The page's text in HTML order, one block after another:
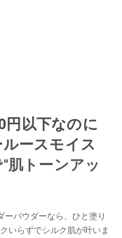
円以下なのに
ースモイス
肌トーンアッ
パウダーなら、ひと塗り
いらずでシルク肌が叶いま